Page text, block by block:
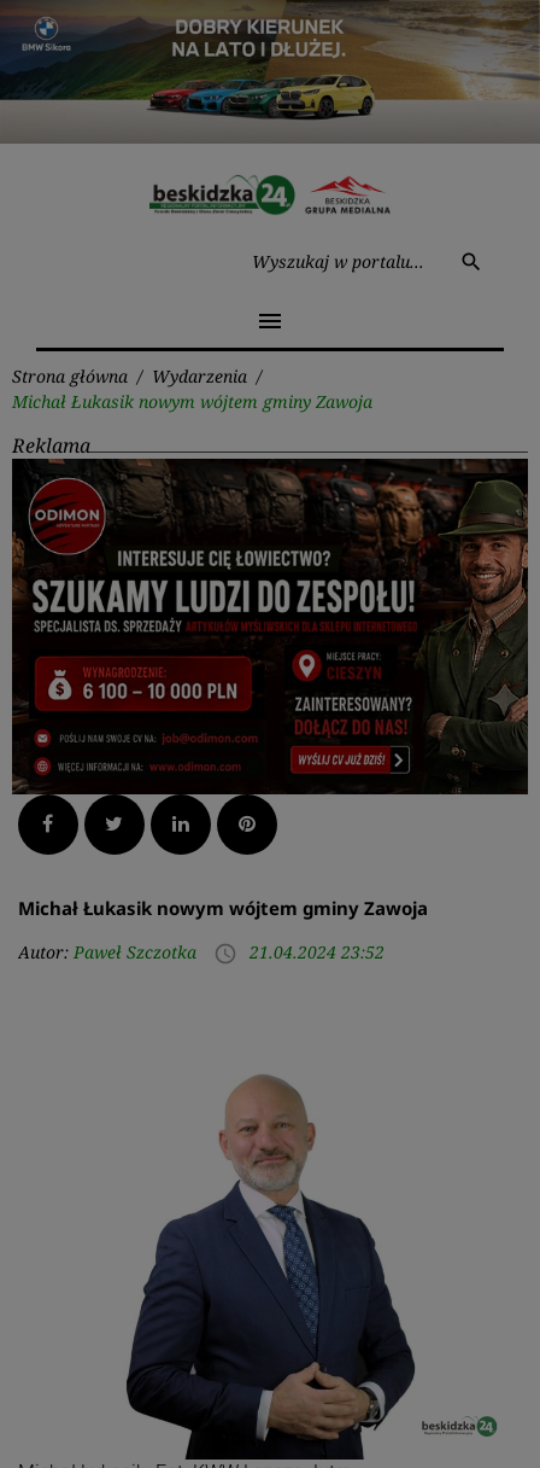
Przejdź
treści
search
menu
Strona główna / Wydarzenia /
Michał Łukasik nowym wójtem gminy Zawoja
Reklama
Facebook Twitter LinkedInPinterest
Michał Łukasik nowym wójtem gminy Zawoja
Autor: Paweł Szczotka access_time 21.04.2024 23:52